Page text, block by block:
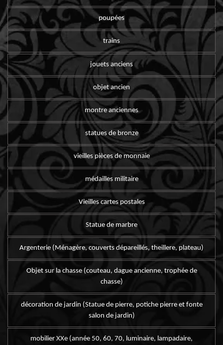
poupées
trains
jouets anciens
objet ancien
montre anciennes
statues de bronze
vieilles pièces de monnaie
médailles militaire
Vieilles cartes postales
Statue de marbre
Argenterie (Ménagère, couverts dépareillés, theillere, plateau)
Objet sur la chasse (couteau, dague ancienne, trophée de
chasse)
décoration de jardin (Statue de pierre, potiche pierre et fonte
salon de jardin)
mobilier XXe (année 50, 60, 70, luminaire, lampadaire,